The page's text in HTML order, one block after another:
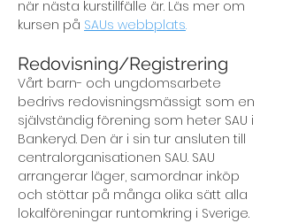
när nästa kurstillfälle är. Läs mer om
kursen på SAUs webbplats.
Redovisning/Registrering
Vårt barn- och ungdomsarbete
bedrivs redovisningsmässigt som en
självständig förening som heter SAU i
Bankeryd. Den är i sin tur ansluten till
centralorganisationen SAU. SAU
arrangerar läger, samordnar inköp
och stöttar på många olika sätt alla
lokalföreningar runtomkring i Sverige.